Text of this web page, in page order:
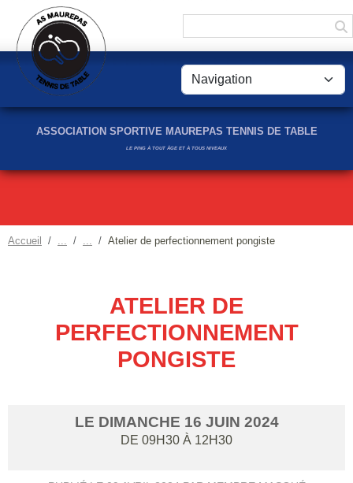
ASSOCIATION SPORTIVE MAUREPAS TENNIS DE TABLE
LE PING À TOUT ÂGE ET À TOUS NIVEAUX
Accueil Atelier de perfectionnement pongiste
ATELIER DE
PERFECTIONNEMENT
PONGISTE
LE DIMANCHE 16 JUIN 2024
DE 09H30 À 12H30
Panneau de gestion des cookies